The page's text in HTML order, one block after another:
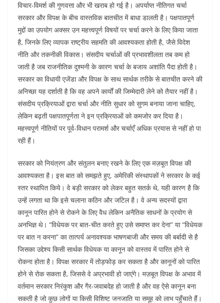
विचार-विमर्श की गुणवत्ता और भी खराब हो गई है। अपर्याप्त नीतिगत चर्चा
सरकार और विपक्ष के बीच वास्तविक बातचीत में बाधा डालती है। पक्षपातपूर्ण
मुद्दों का उपयोग अक्सर उन महत्त्वपूर्ण विषयों पर चर्चा करने के लिए किया जाता
है, जिनके लिए व्यापक राष्ट्रीय सहमति की आवश्यकता होती है, जैसे विदेश
नीति और तकनीकी विकास। संसदीय चर्चाओं की प्रभावशीलता तब कम हो
जाती है जब राजनीतिक दुश्मनी के कारण चर्चा के बजाय अशांति पैदा होती है।
सरकार का विधायी एजेंडा और विपक्ष के साथ सार्थक तरीके से बातचीत करने की
अनिच्छा यह दर्शाती है कि वह अपने कार्यों की जिम्मेदारी लेने को तैयार नहीं है।
संसदीय प्रक्रियाओं द्वारा चर्चा और नीति सुधार को सुगम बनाया जाना चाहिए,
लेकिन बढ़ती पक्षपातपूर्णता ने इन प्रक्रियाओं को कमजोर कर दिया है।
महत्त्वपूर्ण नीतियों पर पूर्व-विधान परामर्श और चर्चाएँ अधिक प्रयास से नहीं हो पा
रही हैं।
सरकार को नियंत्रण और संतुलन बनाए रखने के लिए एक मज़बूत विपक्ष की
आवश्यकता है। इस बात को समझते हुए, अमेरिकी संस्थापकों ने सरकार के कई
स्तर स्थापित किये। वे बड़ी सरकार को लेकर बहुत सतर्क थे, यही कारण है कि
उन्हें लगता था कि इसे चलाना कठिन और जटिल है। वे अन्य सदस्यों द्वारा
कानून पारित होने से रोकने के लिए वैध लेकिन अनैतिक साधनों के प्रयोग से
अनभिज्ञ थे। “विधेयक पर बात-चीत करते हुए उसे समाप्त कर देना” या “विधेयक
पर बात न करना” का तात्पर्य अनावश्यक भाषणबाजी और समय की बर्बादी से है
जिसका उद्देश्य किसी सार्थक विधेयक या कानून को वास्तव में पारित होने से
रोकना होता है। विपक्ष सरकार में तोड़फोड़ कर सकता है और कानूनों को पारित
होने से रोक सकता है, जिससे वे अप्रभावी हो जाएंगे। मज़बूत विपक्ष के अभाव में
वर्तमान सरकार निरंकुश और गैर-जवाबदेह हो जाती है और वह ऐसे कानून बना
सकती है जो कुछ लोगों या किसी विशिष्ट जनजाति या समूह को लाभ पहुँचाते हैं।